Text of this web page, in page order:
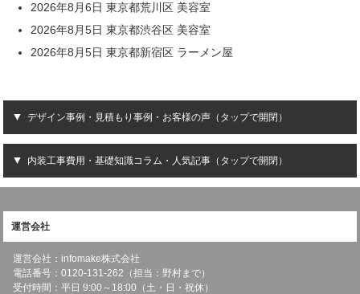
2026年8月6日 東京都荒川区 美容室
2026年8月5日 東京都渋谷区 美容室
2026年8月5日 東京都新宿区 ラーメン屋
デザイン事例・見積もり事例・お客様の声（タップで開閉）
内装工事費用・基礎知識コラム・人気記事（タップで開閉）
運営会社
運営会社：infomake株式会社
電話番号：0120-131-262（担当：野村まで）
受付時間：平日 9:00～18:00（土・日・祝休）